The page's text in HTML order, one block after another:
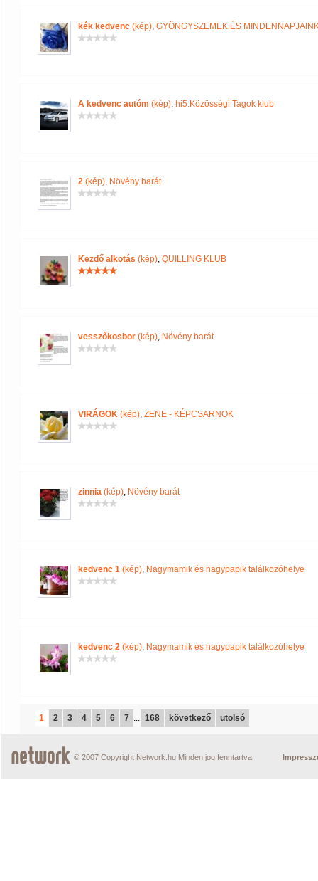
kék kedvenc (kép), GYÖNGYSZEMEK ÉS
A kedvenc autóm (kép), hi5.Közösségi Tagok klub
2 (kép), Növény barát
Kezdő alkotás (kép), QUILLING KLUB
vesszőkosbor (kép), Növény barát
VIRÁGOK (kép), ZENE - KÉPCSARNOK
zinnia (kép), Növény barát
kedvenc 1 (kép), Nagymamik és nagypapik találkozóhelye
kedvenc 2 (kép), Nagymamik és nagypapik találkozóhelye
1 2 3 4 5 6 7 ... 168 következő utolsó
© 2007 Copyright Network.hu Minden jog fenntartva.